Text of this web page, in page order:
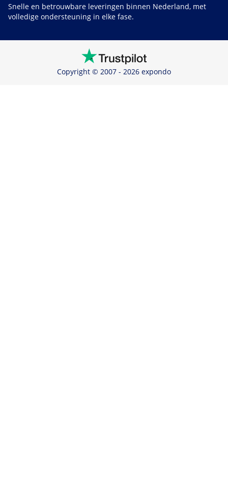
Snelle en betrouwbare leveringen binnen Nederland, met
volledige ondersteuning in elke fase.
Copyright © 2007 - 2026 expondo